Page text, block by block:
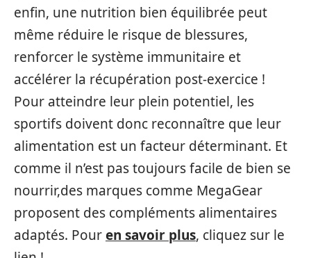
enfin, une nutrition bien équilibrée peut
même réduire le risque de blessures,
renforcer le système immunitaire et
accélérer la récupération post-exercice !
Pour atteindre leur plein potentiel, les
sportifs doivent donc reconnaître que leur
alimentation est un facteur déterminant. Et
comme il n’est pas toujours facile de bien se
nourrir,des marques comme MegaGear
proposent des compléments alimentaires
adaptés. Pouren savoir plus, cliquez sur le